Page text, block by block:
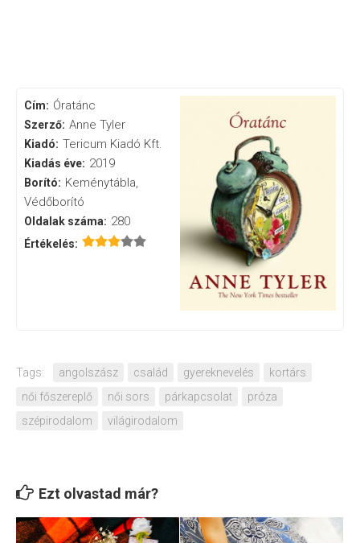
Cím: Óratánc
Szerző: Anne Tyler
Kiadó: Tericum Kiadó Kft.
Kiadás éve: 2019
Borító: Keménytábla,
Védőborító
Oldalak száma: 280
Értékelés:
Tags: angolszász család gyereknevelés
kortárs
női főszereplő
női sors párkapcsolat
próza
szépirodalom
világirodalom
Ezt olvastad már?